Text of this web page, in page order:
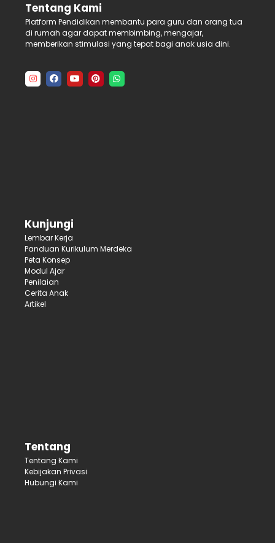
Tentang Kami
Platform Pendidikan membantu para guru dan orang tua
di rumah agar dapat membimbing, mengajar,
memberikan stimulasi yang tepat bagi anak usia dini.
Kunjungi
Lembar Kerja
Panduan Kurikulum Merdeka
Peta Konsep
Modul Ajar
Penilaian
Cerita Anak
Artikel
Tentang
Tentang Kami
Kebijakan Privasi
Hubungi Kami